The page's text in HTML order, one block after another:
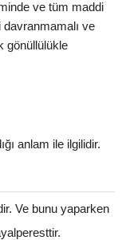
ve tüm maddi
davranmamalı ve
gönüllülükle
anlam ile ilgilidir.
Ve bunu yaparken